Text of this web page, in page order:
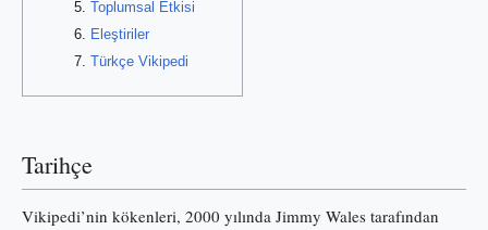
Toplumsal Etkisi
Eleştiriler
Türkçe Vikipedi
Tarihçe
Vikipedi’nin kökenleri, 2000 yılında Jimmy Wales tarafından